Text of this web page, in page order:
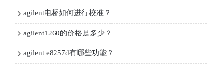
agilent电桥如何进行校准？
agilent1260的价格是多少？
agilent e8257d有哪些功能？